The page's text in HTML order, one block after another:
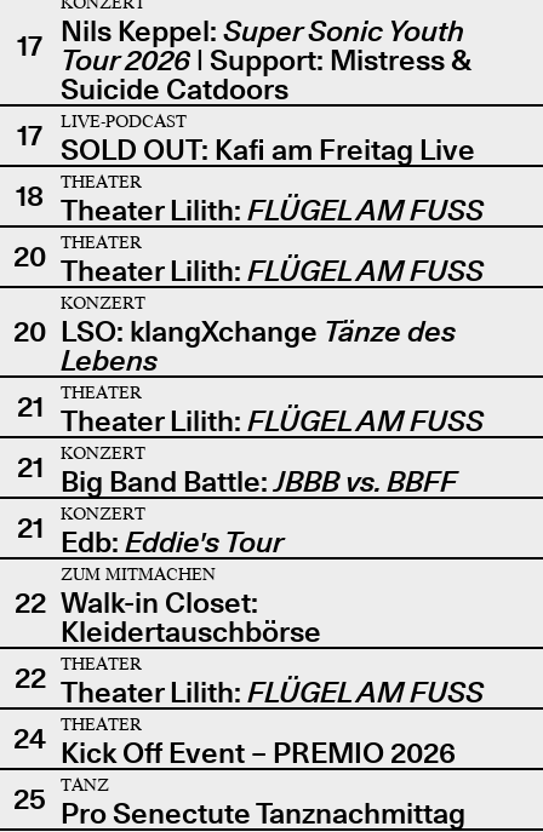
17 Nils Keppel: Super Sonic Youth
Tour 2026| Support: Mistress &
Suicide Catdoors
17
LIVE-PODCAST
SOLD OUT: Kafi am Freitag Live
18
THEATER
Theater Lilith: FLÜGEL AM FUSS
20
THEATER
Theater Lilith: FLÜGEL AM FUSS
20
KONZERT
LSO: klangXchange Tänze des
Lebens
21
THEATER
Theater Lilith: FLÜGEL AM FUSS
21
KONZERT
Big Band Battle:JBBB vs. BBFF
21
KONZERT
Edb: Eddie's Tour
22
ZUM MITMACHEN
Walk-in Closet:
Kleidertauschbörse
22
THEATER
Theater Lilith: FLÜGEL AM FUSS
24
THEATER
Kick Off Event – PREMIO 2026
25
TANZ
Pro Senectute Tanznachmittag